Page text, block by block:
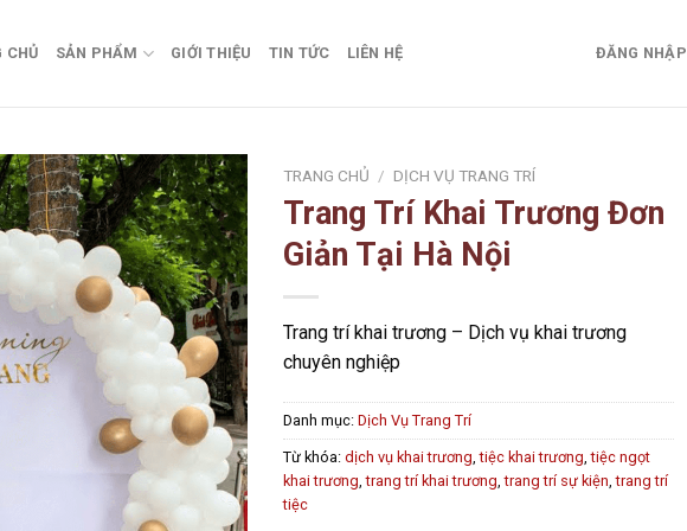
CHỦ SẢN PHẨM GIỚI THIỆU TIN TỨC LIÊN HỆ ĐĂNG NHẬP
Add to
wishlist
TRANG CHỦ / DỊCH VỤ TRANG TRÍ
Trang Trí Khai Trương Đơn
Giản Tại Hà Nội
Trang trí khai trương – Dịch vụ khai trương
chuyên nghiệp
Danh mục: Dịch Vụ Trang Trí
Từ khóa: dịch vụ khai trương ,tiệc khai trương ,tiệc ngọt
khai trương ,trang trí khai trương ,trang trí sự kiện ,trang trí
tiệc